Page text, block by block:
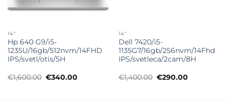
14"
Hp 640 G9/i5-
1235U/16gb/512nvm/14FHD
IPS/svetl/otis/5H
€1,600.00 Originalna
€340.00Trenutna
14"
Dell 7420/i5-
1135G7/16gb/256nvm/14Fhd
IPS/svetleca/2cam/8H
€1,400.00 Originalna
€290.00Trenutna